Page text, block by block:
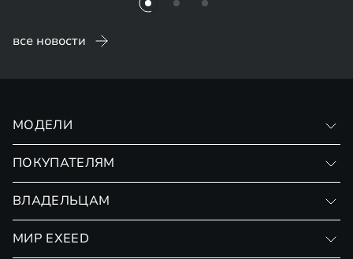
все новости
МОДЕЛИ
ПОКУПАТЕЛЯМ
Страхование
ВЛАДЕЛЬЦАМ
МИР EXEED